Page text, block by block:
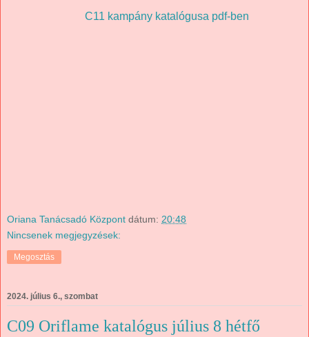
C11 kampány katalógusa pdf-ben
Oriana Tanácsadó Központ dátum: 20:48
Nincsenek megjegyzések:
Megosztás
2024. július 6., szombat
C09 Oriflame katalógus július 8 hétfő